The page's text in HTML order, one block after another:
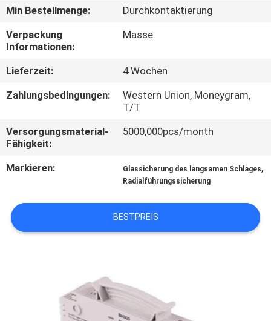
FABRIK-
AUSFLUG
QUALITÄTSKONTROLLE
SIE
MIT
UNS
VERBINDUNG
FORDERN
SIE EIN
Min Bestellmenge:
Durchkontaktierung
Verpackung
Informationen:
Masse
Lieferzeit:
4 Wochen
Zahlungsbedingungen:
Western Union, Moneygram,
T/T
Versorgungsmaterial-
Fähigkeit:
5000,000pcs/month
Markieren: Glassicherung des langsamen Schlages,
Radialführungssicherung
BESTPREIS